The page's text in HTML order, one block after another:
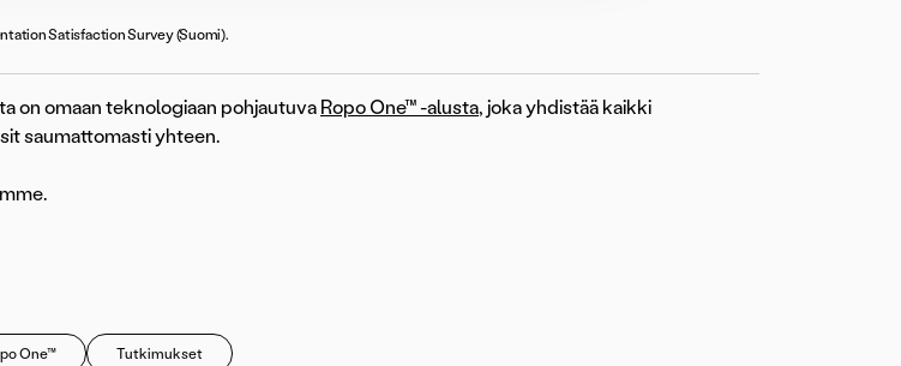
Satisfaction Survey (Suomi).
on omaan teknologiaan pohjautuva Ropo One™ -alusta, joka yhdistää kaikki
saumattomasti yhteen.
One™ Tutkimukset